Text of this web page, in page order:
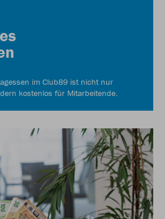
im Club89 ist nicht nur
kostenlos für Mitarbeitende.